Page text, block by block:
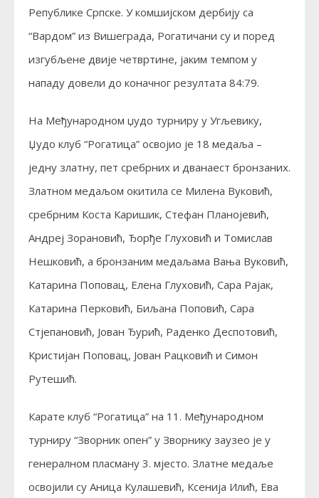
Републике Српске. У комшијском дербију са
“Вардом” из Вишеграда, Рогатичани су и поред
изгубљене двије четвртине, јаким темпом у
нападу довели до коначног резултата 84:79.
На Међународном џудо турниру у Угљевику,
Џудо клуб “Рогатица” освојио је 18 медаља –
једну златну, пет сребрних и дванаест бронзаних.
Златном медаљом окитила се Милена Вуковић,
сребрним Коста Каришик, Стефан Планојевић,
Андреј Зорановић, Ђорђе Глуховић и Томислав
Нешковић, а бронзаним медаљама Вања Вуковић,
Катарина Поповац, Елена Глуховић, Сара Рајак,
Катарина Перковић, Биљана Поповић, Сара
Стјепановић, Јован Ђурић, Раденко Деспотовић,
Кристијан Поповац, Јован Рацковић и Симон
Рутешић.
Карате клуб “Рогатица” на 11. Међународном
турниру “Зворник опен” у Зворнику заузео је у
генералном пласману 3. мјесто. Златне медаље
освојили су Аница Кулашевић, Ксенија Илић, Ева